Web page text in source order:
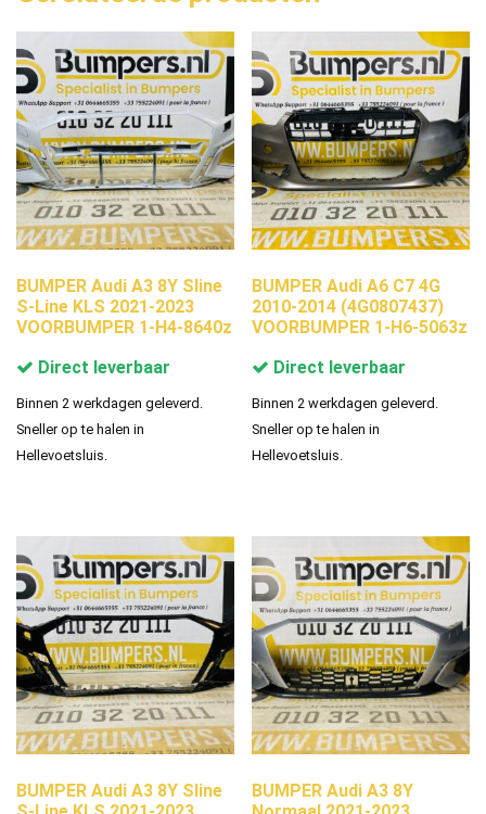
BUMPER Audi A3 8Y Sline
S-Line KLS 2021-2023
VOORBUMPER 1-H4-8640z
Direct leverbaar
Binnen 2 werkdagen geleverd.
Sneller op te halen in
Hellevoetsluis.
BUMPER Audi A6 C7 4G
2010-2014 (4G0807437)
VOORBUMPER 1-H6-5063z
Direct leverbaar
Binnen 2 werkdagen geleverd.
Sneller op te halen in
Hellevoetsluis.
BUMPER Audi A3 8Y Sline
BUMPER Audi A3 8Y